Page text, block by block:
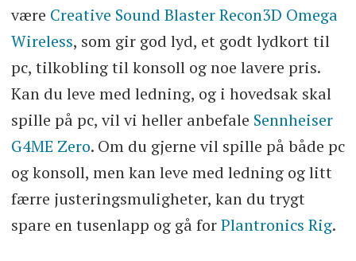
være Creative Sound Blaster Recon3D Omega
Wireless, som gir god lyd, et godt lydkort til
pc, tilkobling til konsoll og noe lavere pris.
Kan du leve med ledning, og i hovedsak skal
spille på pc, vil vi heller anbefale Sennheiser
G4ME Zero. Om du gjerne vil spille på både pc
og konsoll, men kan leve med ledning og litt
færre justeringsmuligheter, kan du trygt
spare en tusenlapp og gå forPlantronics Rig.